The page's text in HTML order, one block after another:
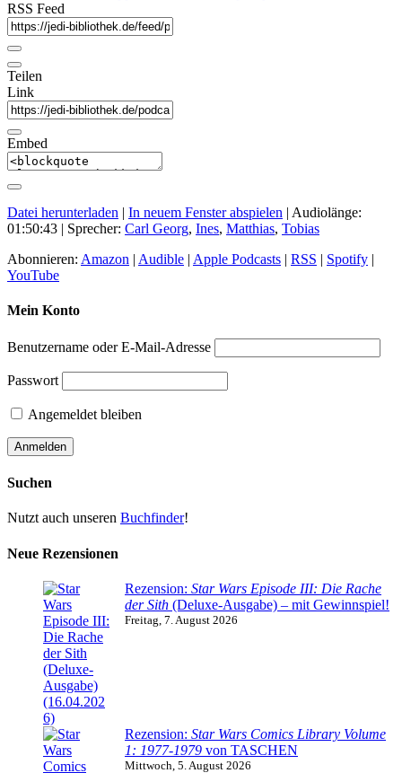
RSS Feed
Teilen
Link
Embed
Datei herunterladen | In neuem Fenster abspielen | Audiolänge:
01:50:43 | Sprecher: Carl Georg, Ines, Matthias, Tobias
Abonnieren: Amazon | Audible | Apple Podcasts | RSS | Spotify |
YouTube
Mein Konto
Benutzername oder E-Mail-Adresse
Passwort
Angemeldet bleiben
Suchen
Nutzt auch unseren Buchfinder!
Neue Rezensionen
Rezension: Star Wars Episode III: Die Rache
der Sith (Deluxe-Ausgabe) – mit Gewinnspiel!
Freitag, 7. August 2026
Rezension: Star Wars Comics Library Volume
1: 1977-1979 von TASCHEN
Mittwoch, 5. August 2026